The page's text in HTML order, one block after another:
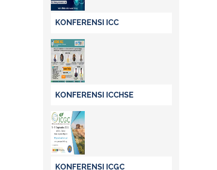
KONFERENSI ICC
KONFERENSI ICCHSE
KONFERENSI ICGC